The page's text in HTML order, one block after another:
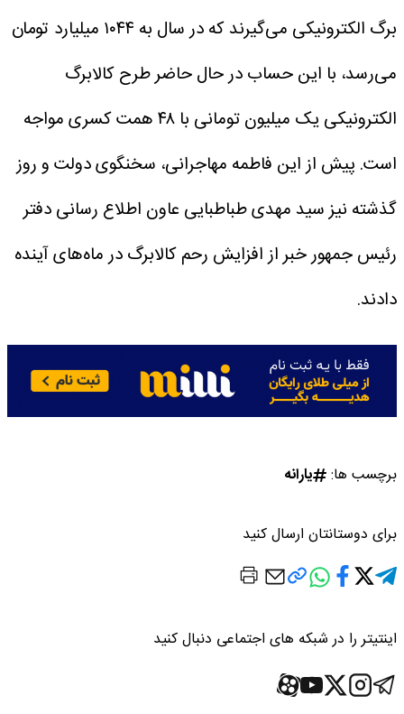
برگ الکترونیکی می‌گیرند که در سال به ۱۰۴۴ میلیارد تومان
می‌رسد، با این حساب در حال حاضر طرح کالابرگ
الکترونیکی یک میلیون تومانی با ۴۸ همت کسری مواجه
است. پیش از این فاطمه مهاجرانی، سخنگوی دولت و روز
گذشته نیز سید مهدی طباطبایی عاون اطلاع رسانی دفتر
رئیس جمهور خبر از افزایش رحم کالابرگ در ماه‌های آینده
دادند.
برچسب ها: یارانه
برای دوستانتان ارسال کنید
اینتیتر را در شبکه های اجتماعی دنبال کنید